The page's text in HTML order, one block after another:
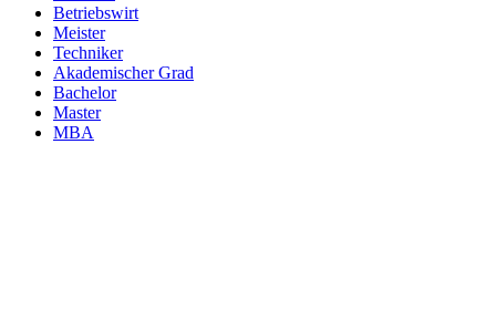
Betriebswirt
Meister
Techniker
Akademischer Grad
Bachelor
Master
MBA